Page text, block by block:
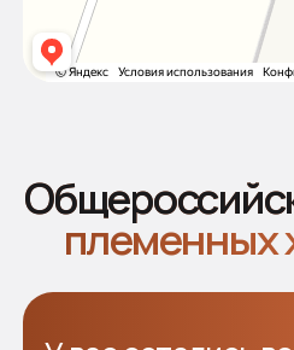
2026 © Все права защищены
Политика конфиденциальности